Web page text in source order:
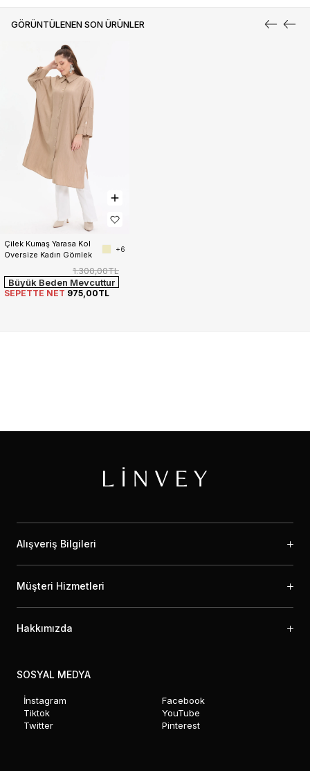
GÖRÜNTÜLENEN SON ÜRÜNLER
Çilek Kumaş Yarasa Kol
Oversize Kadın Gömlek
+6
1.300,00TL
Büyük Beden Mevcuttur
SEPETTE NET 975,00TL
Alışveriş Bilgileri
Müşteri Hizmetleri
Hakkımızda
SOSYAL MEDYA
İnstagram
Facebook
Tiktok
YouTube
Twitter
Pinterest